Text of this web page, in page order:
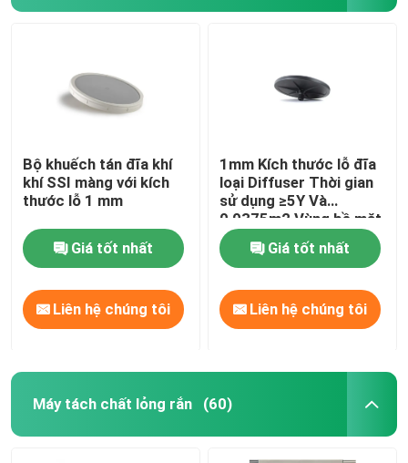
Bộ khuếch tán đĩa khí
khí SSI màng với kích
thước lỗ 1 mm
Giá tốt nhất
Liên hệ chúng tôi
1mm Kích thước lỗ đĩa
loại Diffuser Thời gian
sử dụng ≥5Y Và
0,0375m2 Vùng bề mặt
hoạt động
Giá tốt nhất
Liên hệ chúng tôi
Máy tách chất lỏng rắn (60)